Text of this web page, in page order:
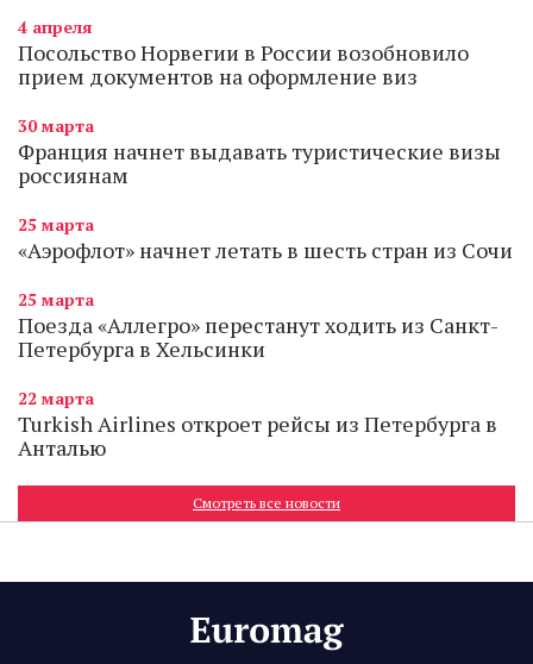
4 апреля
Посольство Норвегии в России возобновило
прием документов на оформление виз
30 марта
Франция начнет выдавать туристические визы
россиянам
25 марта
«Аэрофлот» начнет летать в шесть стран из Сочи
25 марта
Поезда «Аллегро» перестанут ходить из Санкт-
Петербурга в Хельсинки
22 марта
Turkish Airlines откроет рейсы из Петербурга в
Анталью
Смотреть все новости